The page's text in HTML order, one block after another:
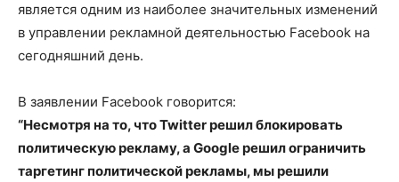
является одним из наиболее значительных изменений
в управлении рекламной деятельностью Facebook на
сегодняшний день.
В заявлении Facebook говорится:
“Несмотря на то, что Twitter решил блокировать
политическую рекламу, а Google решил ограничить
таргетинг политической рекламы, мы решили